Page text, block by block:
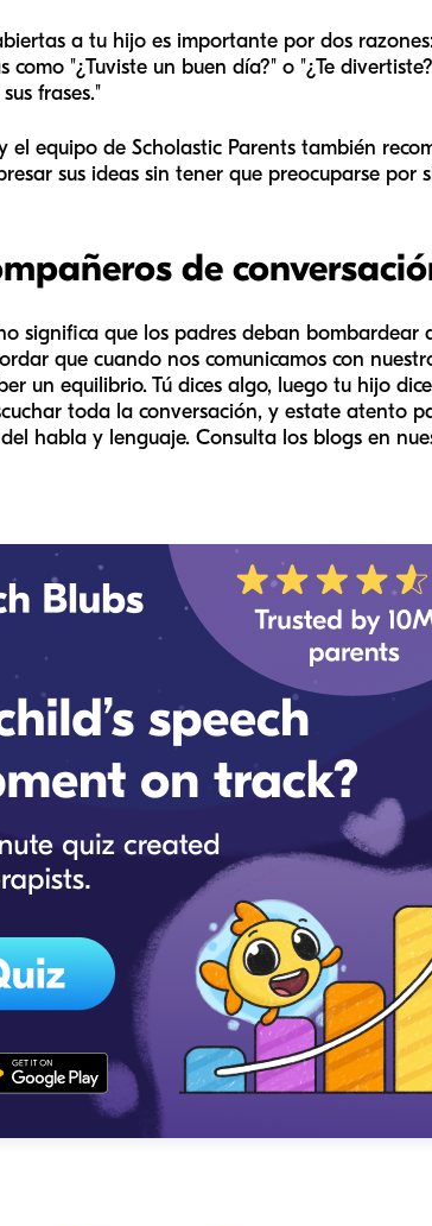
a tu hijo es importante por dos
como "¿Tuviste un buen día?" o "¿Te
frases."
equipo de Scholastic Parents también
sus ideas sin tener que preocuparse por
de
significa que los padres deban bombardear
que cuando nos comunicamos con
un equilibrio. Tú dices algo, luego tu hijo
toda la conversación, y estate atento
habla y lenguaje. Consulta los blogs en